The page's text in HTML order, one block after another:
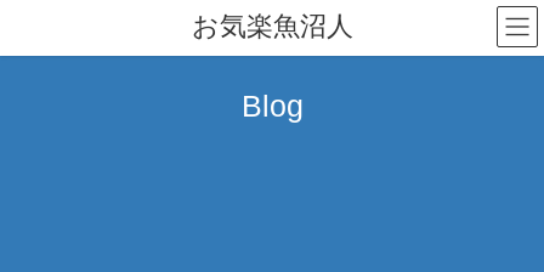
テ
ゲ
お気楽魚沼人
Blog